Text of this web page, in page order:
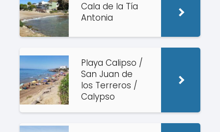
Cala de la Tía
Antonia
Playa Calipso /
San Juan de
los Terreros /
Calypso